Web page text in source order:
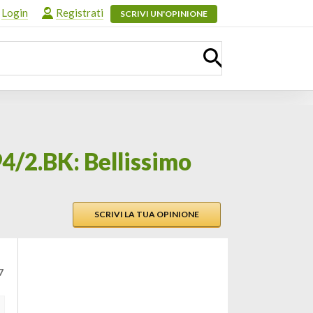
Login Registrati SCRIVI UN'OPINIONE
2.BK: Bellissimo
SCRIVI LA TUA OPINIONE